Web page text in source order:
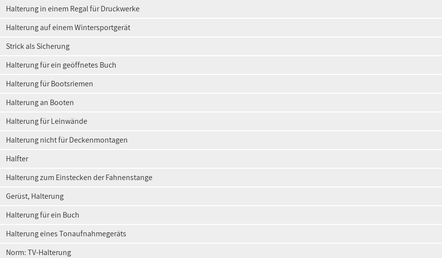
Halterung in einem Regal für Druckwerke
Halterung auf einem Wintersportgerät
Strick als Sicherung
Halterung für ein geöffnetes Buch
Halterung für Bootsriemen
Halterung an Booten
Halterung für Leinwände
Halterung nicht für Deckenmontagen
Halfter
Halterung zum Einstecken der Fahnenstange
Gerüst, Halterung
Halterung für ein Buch
Halterung eines Tonaufnahmegeräts
Norm: TV-Halterung